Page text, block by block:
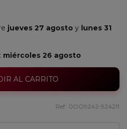
jueves 27 agosto y lunes 31
miércoles 26 agosto
AL CARRITO
Ref: 0OO9242-924211